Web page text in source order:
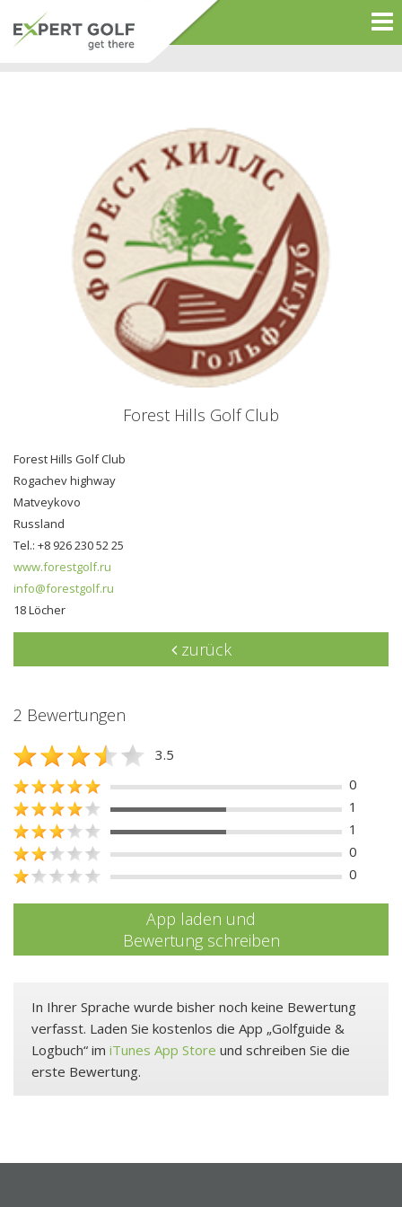
Forest Hills Golf Club
Forest Hills Golf Club
Rogachev highway
Matveykovo
Russland
Tel.: +8 926 230 52 25
www.forestgolf.ru
info@forestgolf.ru
18 Löcher
zurück
2 Bewertungen
3.5
0
1
1
0
0
App laden und
Bewertung schreiben
In Ihrer Sprache wurde bisher noch keine Bewertung
verfasst. Laden Sie kostenlos die App „Golfguide &
Logbuch“ im iTunes App Store und schreiben Sie die
erste Bewertung.